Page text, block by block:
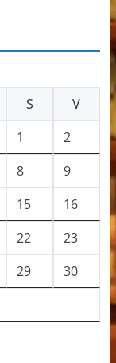
S
V
1
2
8
9
15
16
22
23
29
30